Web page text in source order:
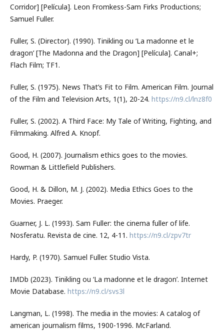
Corridor] [Película]. Leon Fromkess-Sam Firks Productions;
Samuel Fuller.
Fuller, S. (Director). (1990). Tinikling ou ‘La madonne et le
dragon’ [The Madonna and the Dragon] [Película]. Canal+;
Flach Film; TF1.
Fuller, S. (1975). News That’s Fit to Film. American Film. Journal
of the Film and Television Arts, 1(1), 20-24. https://n9.cl/lnz8f0
Fuller, S. (2002). A Third Face: My Tale of Writing, Fighting, and
Filmmaking. Alfred A. Knopf.
Good, H. (2007). Journalism ethics goes to the movies.
Rowman & Littlefield Publishers.
Good, H. & Dillon, M. J. (2002). Media Ethics Goes to the
Movies. Praeger.
Guarner, J. L. (1993). Sam Fuller: the cinema fuller of life.
Nosferatu. Revista de cine. 12, 4-11. https://n9.cl/zpv7tr
Hardy, P. (1970). Samuel Fuller. Studio Vista.
IMDb (2023). Tinikling ou ‘La madonne et le dragon’. Internet
Movie Database. https://n9.cl/svs3l
Langman, L. (1998). The media in the movies: A catalog of
american journalism films, 1900-1996. McFarland.